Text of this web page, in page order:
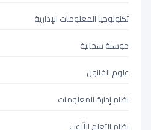
تكنولوجيا المعلومات الإدارية
حوسبة سحابية
علوم القانون
نظام إدارة المعلومات
نظام التعلم اللَّاعِب